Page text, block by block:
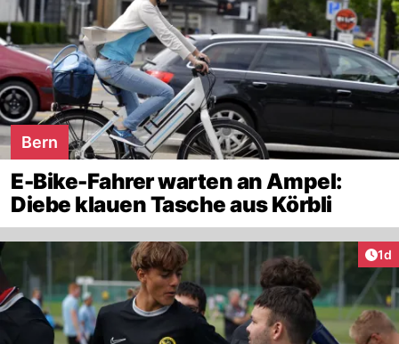
Bern
E-Bike-Fahrer warten an Ampel:
Diebe klauen Tasche aus Körbli
1d